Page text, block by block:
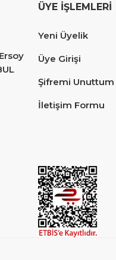
ödeme, hızlı gönderim.
ÜYE İŞLEMLERİ
Yeni Üyelik
Üye Girişi
Şifremi Unuttum
İletişim Formu